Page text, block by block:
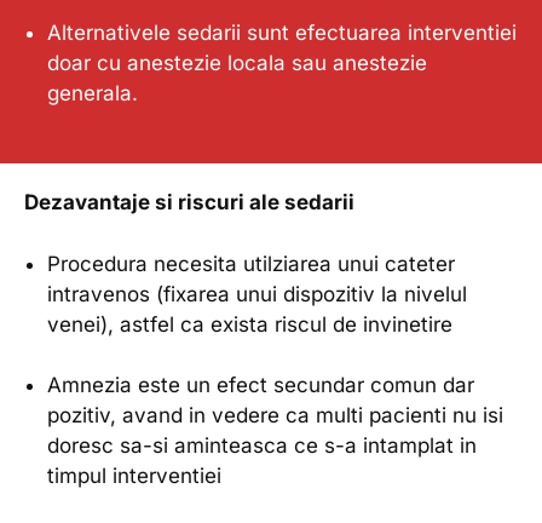
Alternativele sedarii sunt efectuarea interventiei
doar cu anestezie locala sau anestezie
generala.
Dezavantaje si riscuri ale sedarii
Procedura necesita utilziarea unui cateter
intravenos (fixarea unui dispozitiv la nivelul
venei), astfel ca exista riscul de invinetire
Amnezia este un efect secundar comun dar
pozitiv, avand in vedere ca multi pacienti nu isi
doresc sa-si aminteasca ce s-a intamplat in
timpul interventiei